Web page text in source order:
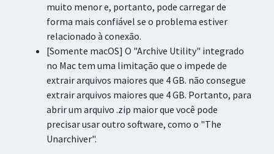
muito menor e, portanto, pode carregar de
forma mais confiável se o problema estiver
relacionado à conexão.
[Somente macOS] O "Archive Utility" integrado
no Mac tem uma limitação que o impede de
extrair arquivos maiores que 4 GB. não consegue
extrair arquivos maiores que 4 GB. Portanto, para
abrir um arquivo .zip maior que você pode
precisar usar outro software, como o "The
Unarchiver".